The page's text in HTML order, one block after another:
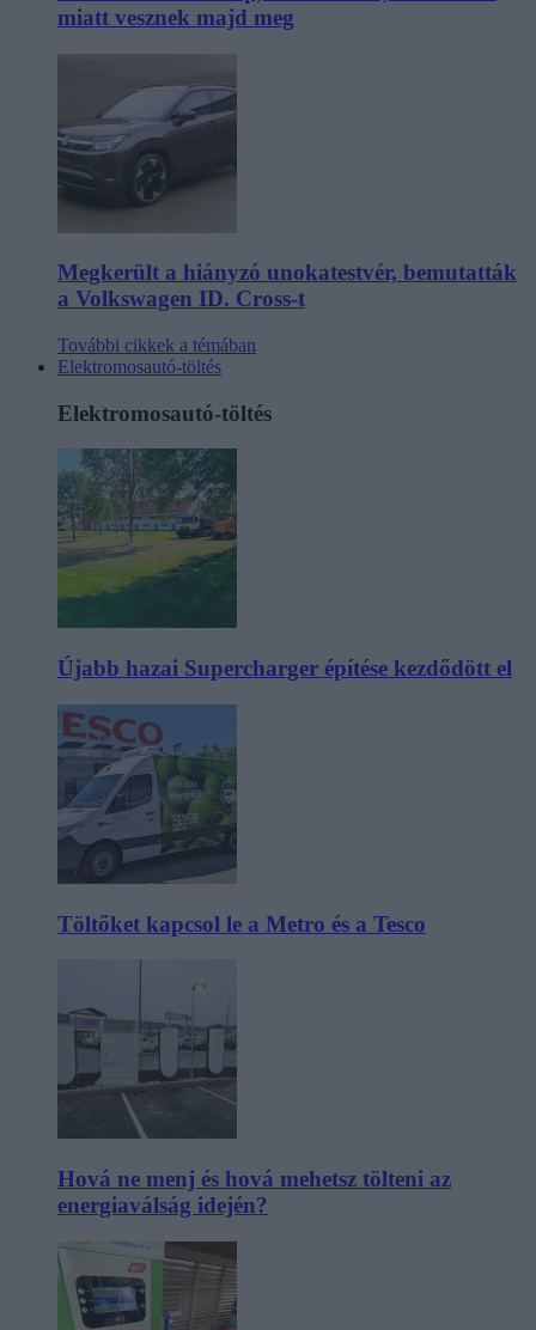
miatt vesznek majd meg
Megkerült a hiányzó unokatestvér, bemutatták
a Volkswagen ID. Cross-t
További cikkek a témában
Elektromosautó-töltés
Elektromosautó-töltés
Újabb hazai Supercharger építése kezdődött el
Töltőket kapcsol le a Metro és a Tesco
Hová ne menj és hová mehetsz tölteni az
energiaválság idején?